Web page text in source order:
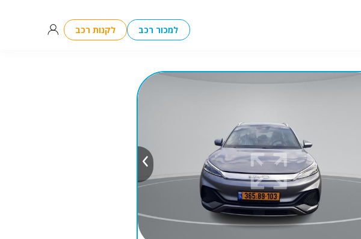
למכור רכב לקנות רכב